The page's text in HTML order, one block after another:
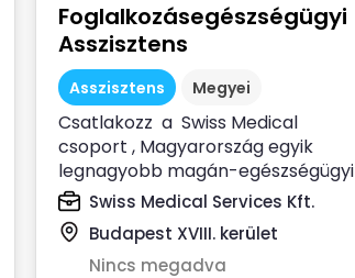
Foglalkozásegészségügyi
Asszisztens
Asszisztens Megyei
Csatlakozz a Swiss Medical
csoport , Magyarország egyik
legnagyobb magán-egészségügyi
szolgáltatójához ...
Swiss Medical Services Kft.
Budapest XVIII. kerület
Nincs megadva